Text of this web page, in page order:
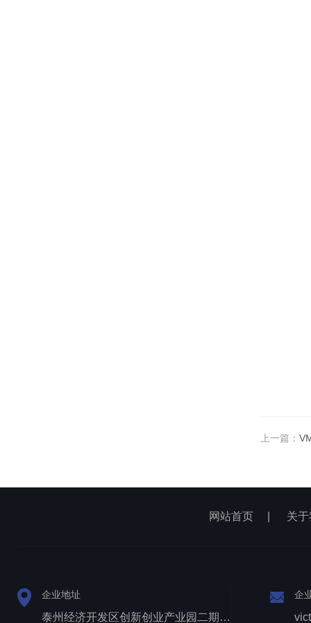
上一篇：
网站首页 关
企业地址
泰州经济开发区创新创业产业园二期1号厂房西侧三层
企